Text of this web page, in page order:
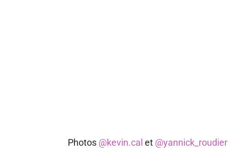
Photos @kevin.cal et @yannick_roudier